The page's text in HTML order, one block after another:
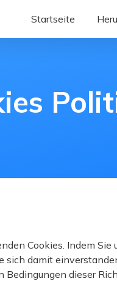
Startseite
Reboot
Cookies. Indem
damit
dieser